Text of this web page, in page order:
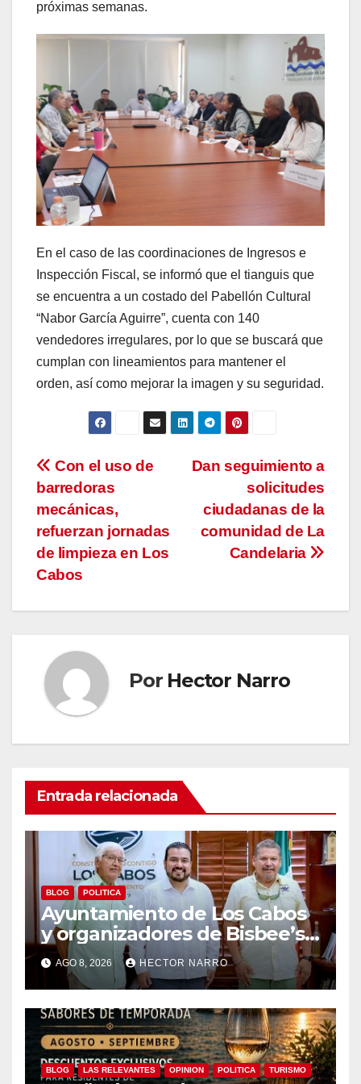
próximas semanas.
En el caso de las coordinaciones de Ingresos e
Inspección Fiscal, se informó que el tianguis que
se encuentra a un costado del Pabellón Cultural
“Nabor García Aguirre”, cuenta con 140
vendedores irregulares, por lo que se buscará que
cumplan con lineamientos para mantener el
orden, así como mejorar la imagen y su seguridad.
Navegación
de
entradas
Dan seguimiento a
solicitudes
ciudadanas de la
comunidad de La
Candelaria
Con el uso de
barredoras
mecánicas,
refuerzan jornadas
de limpieza en Los
Cabos
Por Hector Narro
Entrada relacionada
BLOG POLITICA
Ayuntamiento de Los Cabos
y organizadores de Bisbee’s
coordinan acciones para
edición 2026
AGO 8, 2026 HECTOR NARRO
BLOG LAS RELEVANTES OPINION POLITICA TURISMO